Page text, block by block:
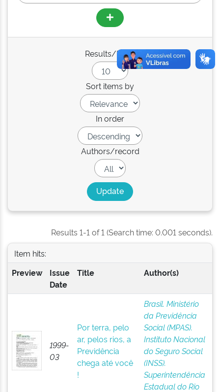
Results/Page
Sort items by
In order
Authors/record
Results 1-1 of 1 (Search time: 0.001 seconds).
Item hits:
Preview
Issue
Date
Title Author(s)
1999-
03
Por terra, pelo
ar, pelos rios, a
Previdência
chega até você
!
Brasil. Ministério
da Previdência
Social (MPAS).
Instituto Nacional
do Seguro Social
(INSS).
Superintendência
Estadual do Rio